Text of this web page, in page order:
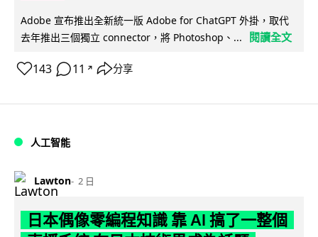
Adobe 宣布推出全新統一版 Adobe for ChatGPT 外掛，取代
去年推出三個獨立 connector，將 Photoshop、...
閱讀全文
143 11 ↗ 分享
人工智能
Lawton 2 日
日本偶像零編程知識 靠 AI 搞了一整個